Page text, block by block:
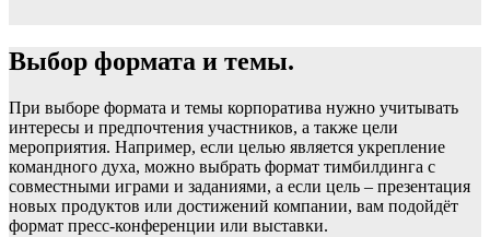
Выбор формата и темы.
При выборе формата и темы корпоратива нужно учитывать
интересы и предпочтения участников, а также цели
мероприятия. Например, если целью является укрепление
командного духа, можно выбрать формат тимбилдинга с
совместными играми и заданиями, а если цель – презентация
новых продуктов или достижений компании, вам подойдёт
формат пресс-конференции или выставки.